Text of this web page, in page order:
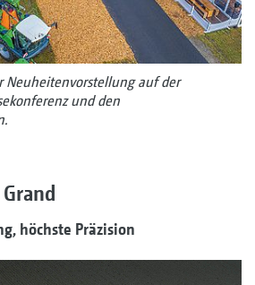
Neuheitenvorstellung auf der
und den
höchste Präzision